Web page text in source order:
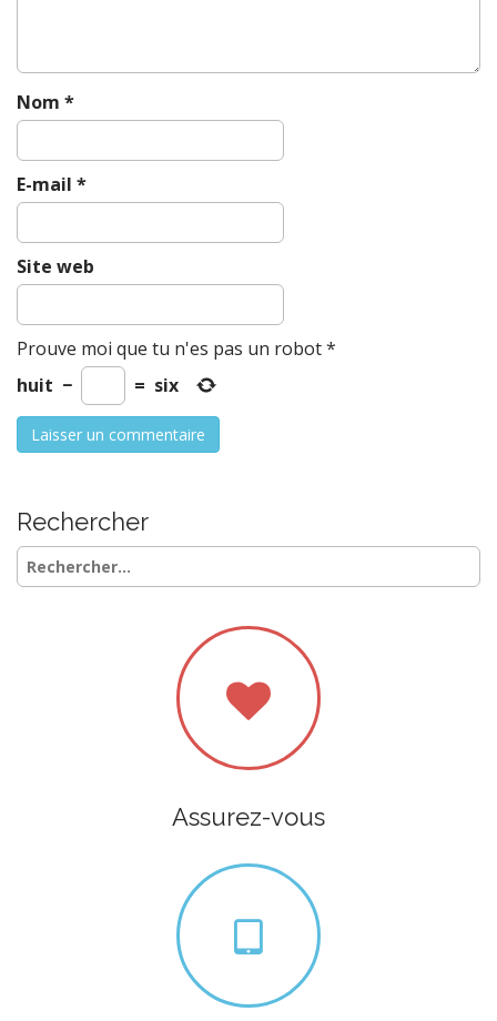
Nom *
E-mail *
Site web
Prouve moi que tu n'es pas un robot*
huit − = six
Rechercher
Rechercher :
Assurez-vous